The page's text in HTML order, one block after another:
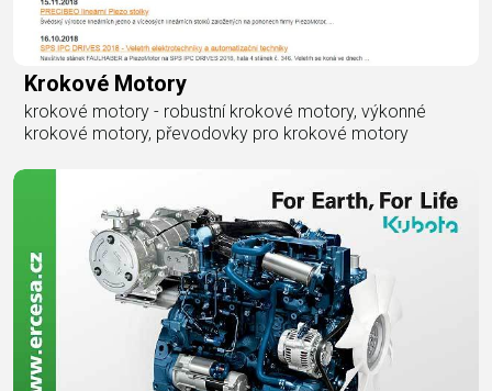
Krokové Motory
krokové motory - robustní krokové motory, výkonné
krokové motory, převodovky pro krokové motory